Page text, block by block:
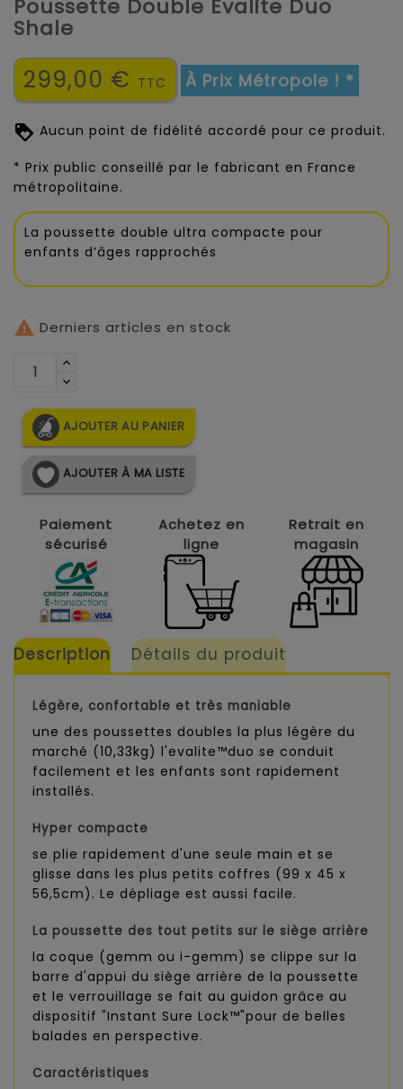
Poussette Double Evalite Duo
Shale
299,00 € TTC À Prix Métropole ! *
Aucun point de fidélité accordé pour ce produit.
* Prix public conseillé par le fabricant en France
métropolitaine.
La poussette double ultra compacte pour
enfants d’âges rapprochés
 Derniers articles en stock
AJOUTER AU PANIER
AJOUTER À MA LISTE
Paiement
sécurisé
Achetez en
ligne
Retrait en
magasin
Description Détails du produit
Légère, confortable et très maniable
une des poussettes doubles la plus légère du
marché (10,33kg) l'evalite™duo se conduit
facilement et les enfants sont rapidement
installés.
Hyper compacte
se plie rapidement d'une seule main et se
glisse dans les plus petits coffres (99 x 45 x
56,5cm). Le dépliage est aussi facile.
La poussette des tout petits sur le siège arrière
la coque (gemm ou i-gemm) se clippe sur la
barre d'appui du siège arrière de la poussette
et le verrouillage se fait au guidon grâce au
dispositif "Instant Sure Lock™"pour de belles
balades en perspective.
Caractéristiques